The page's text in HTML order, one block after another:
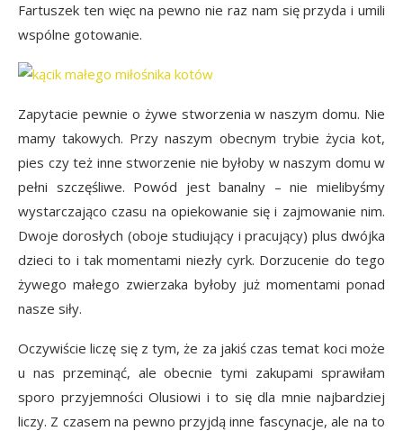
Fartuszek ten więc na pewno nie raz nam się przyda i umili
wspólne gotowanie.
Zapytacie pewnie o żywe stworzenia w naszym domu. Nie
mamy takowych. Przy naszym obecnym trybie życia kot,
pies czy też inne stworzenie nie byłoby w naszym domu w
pełni szczęśliwe. Powód jest banalny – nie mielibyśmy
wystarczająco czasu na opiekowanie się i zajmowanie nim.
Dwoje dorosłych (oboje studiujący i pracujący) plus dwójka
dzieci to i tak momentami niezły cyrk. Dorzucenie do tego
żywego małego zwierzaka byłoby już momentami ponad
nasze siły.
Oczywiście liczę się z tym, że za jakiś czas temat koci może
u nas przeminąć, ale obecnie tymi zakupami sprawiłam
sporo przyjemności Olusiowi i to się dla mnie najbardziej
liczy. Z czasem na pewno przyjdą inne fascynacje, ale na to